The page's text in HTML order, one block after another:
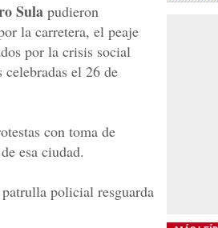
Sula pudieron
la carretera, el peaje
por la crisis social
el 26 de
con toma de
esa ciudad.
policial resguarda